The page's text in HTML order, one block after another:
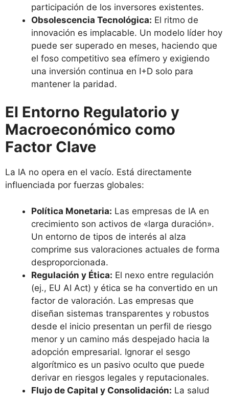
participación de los inversores existentes.
Obsolescencia Tecnológica: El ritmo de
innovación es implacable. Un modelo líder hoy
puede ser superado en meses, haciendo que
el foso competitivo sea efímero y exigiendo
una inversión continua en I+D solo para
mantener la paridad.
El Entorno Regulatorio y
Macroeconómico como
Factor Clave
La IA no opera en el vacío. Está directamente
influenciada por fuerzas globales:
Política Monetaria: Las empresas de IA en
crecimiento son activos de «larga duración».
Un entorno de tipos de interés al alza
comprime sus valoraciones actuales de forma
desproporcionada.
Regulación y Ética: El nexo entre regulación
(ej., EU AI Act) y ética se ha convertido en un
factor de valoración. Las empresas que
diseñan sistemas transparentes y robustos
desde el inicio presentan un perfil de riesgo
menor y un camino más despejado hacia la
adopción empresarial. Ignorar el sesgo
algorítmico es un pasivo oculto que puede
derivar en riesgos legales y reputacionales.
Flujo de Capital y Consolidación: La salud